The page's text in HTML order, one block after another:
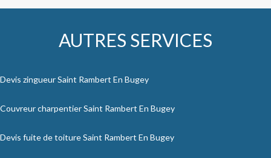
AUTRES SERVICES
Devis zingueur Saint Rambert En Bugey
Couvreur charpentier Saint Rambert En Bugey
Devis fuite de toiture Saint Rambert En Bugey